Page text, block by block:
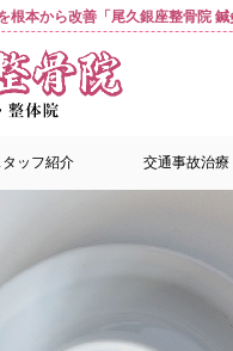
根本から改善「尾久銀座整骨院 鍼
タッフ紹介 交通事故治療